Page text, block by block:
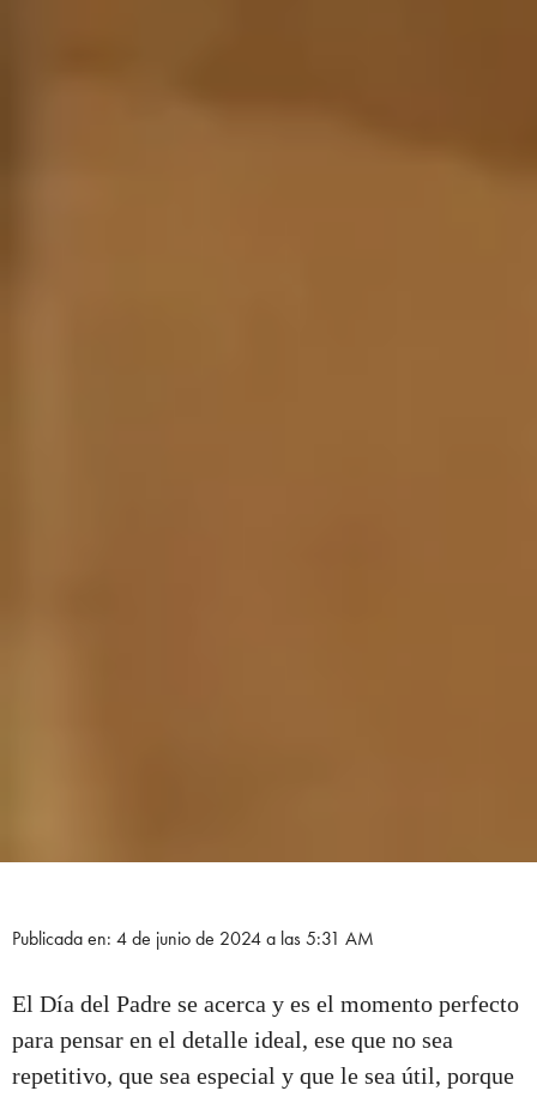
Publicada en: 4 de junio de 2024 a las 5:31 AM
El Día del Padre se acerca y es el momento perfecto
para pensar en el detalle ideal, ese que no sea
repetitivo, que sea especial y que le sea útil, porque